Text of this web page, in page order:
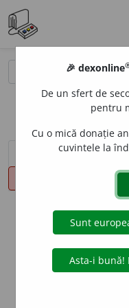
sinteza definițiilor (1)
info
Aceste
echipa
Puteți
🎉 dexonline
De un sfert de
pentru
Cu o mică donație
cuvintele la